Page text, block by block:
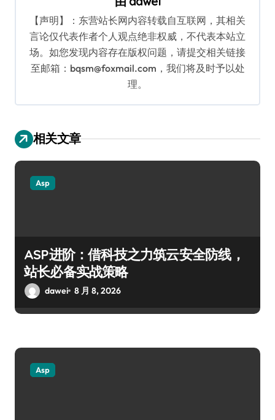
【声明】：东营站长网内容转载自互联网，其相关
言论仅代表作者个人观点绝非权威，不代表本站立
场。如您发现内容存在版权问题，请提交相关链接
至邮箱：bqsm@foxmail.com，我们将及时予以处
理。
相关文章
Asp
ASP进阶：借科技之力筑云安全防线，
站长必备实战策略
dawei 8 月 8, 2026
Asp